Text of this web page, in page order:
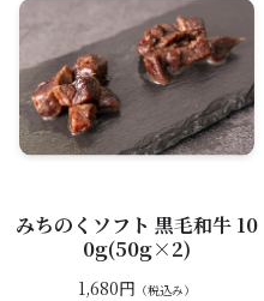
みちのくソフト 黒毛和牛 10
0g(50g×2)
1,680円 （税込み）